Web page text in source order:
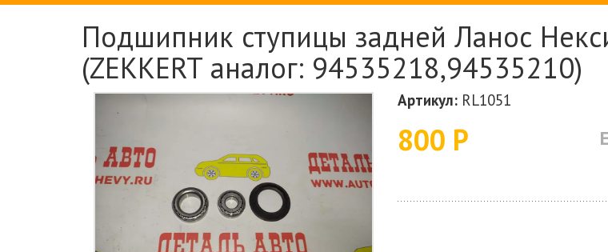
Подшипник ступицы задней Ланос
(ZEKKERT аналог: 94535218,94535210)
Артикул: RL1051
800 Р